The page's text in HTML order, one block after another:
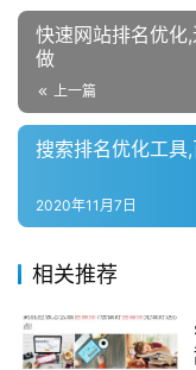
快速网站排名优化
做
上一篇
搜索排名优化工具
2020年11月7日
相关推荐